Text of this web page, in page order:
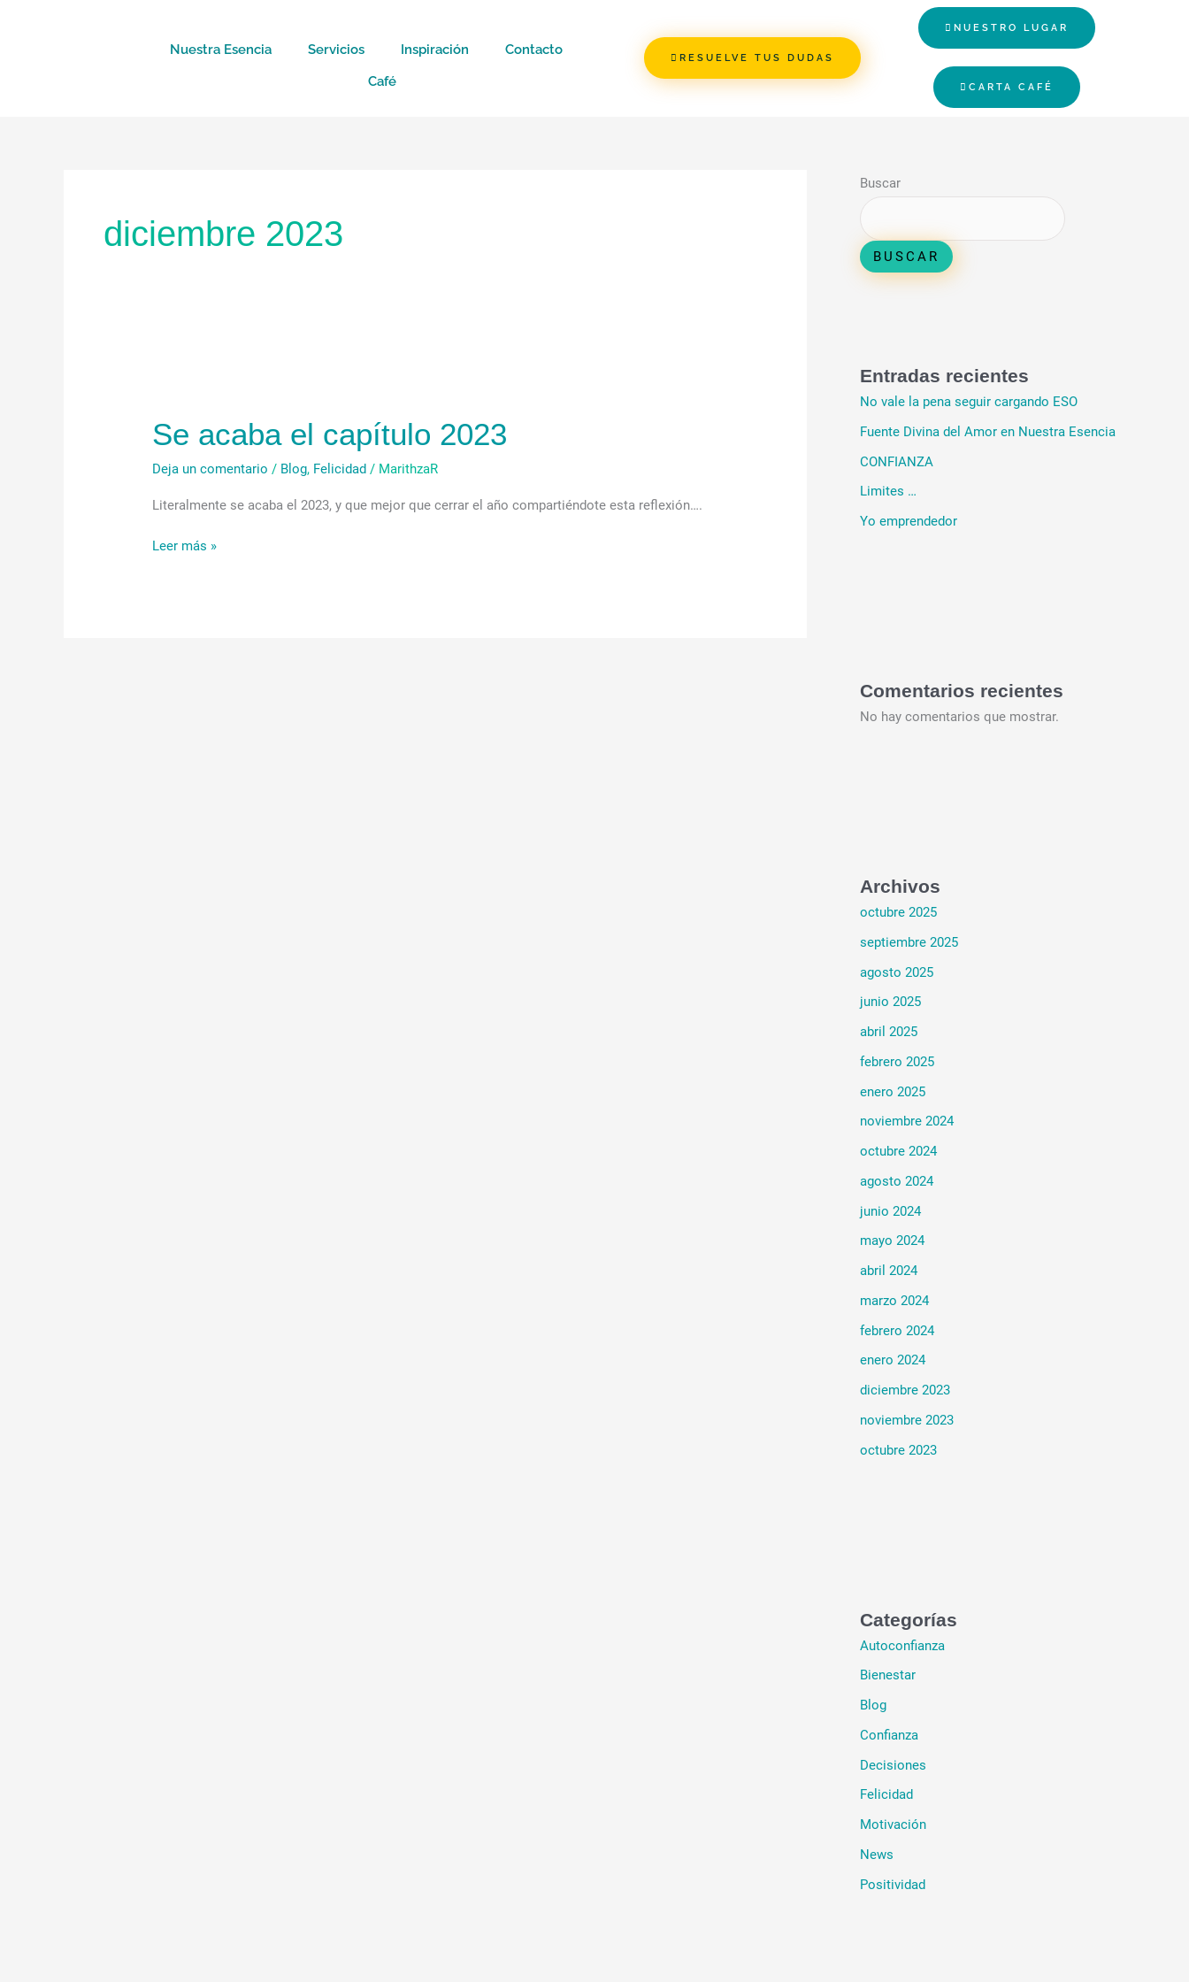
Nuestra Esencia Servicios Inspiración
Contacto
Café
RESUELVE TUS DUDAS
NUESTRO LUGAR
CARTA CAFÉ
diciembre 2023
Se acaba el capítulo 2023
Deja un comentario / Blog, Felicidad / MarithzaR
Literalmente se acaba el 2023, y que mejor que cerrar el año compartiéndote esta reflexión….
el
capítulo
2023
Leer más »
Buscar
BUSCAR
Entradas recientes
No vale la pena seguir cargando ESO
Fuente Divina del Amor en Nuestra Esencia
CONFIANZA
Limites …
Yo emprendedor
Comentarios recientes
No hay comentarios que mostrar.
Archivos
octubre 2025
septiembre 2025
agosto 2025
junio 2025
abril 2025
febrero 2025
enero 2025
noviembre 2024
octubre 2024
agosto 2024
junio 2024
mayo 2024
abril 2024
marzo 2024
febrero 2024
enero 2024
diciembre 2023
noviembre 2023
octubre 2023
Categorías
Autoconfianza
Bienestar
Blog
Confianza
Decisiones
Felicidad
Motivación
News
Positividad